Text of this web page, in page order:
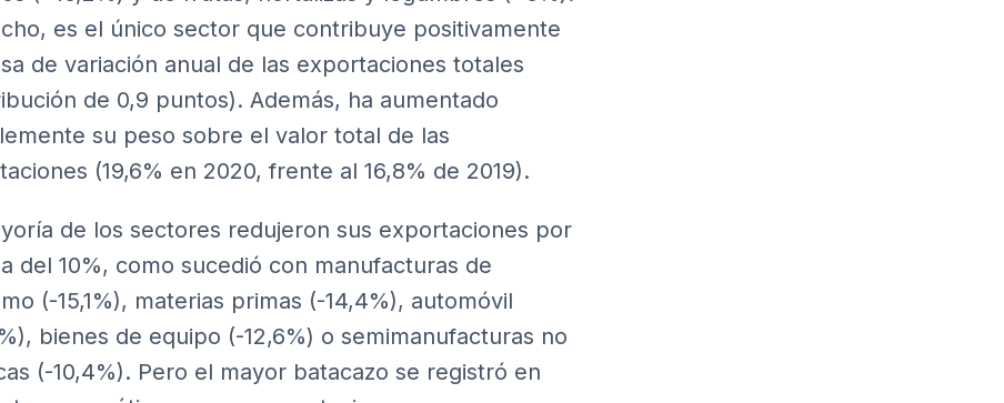
es el único sector que contribuye positivamente
de variación anual de las exportaciones totales
de 0,9 puntos). Además, ha aumentado
su peso sobre el valor total de las
(19,6% en 2020, frente al 16,8% de 2019).
de los sectores redujeron sus exportaciones por
del 10%, como sucedió con manufacturas de
(-15,1%), materias primas (-14,4%), automóvil
bienes de equipo (-12,6%) o semimanufacturas no
(-10,4%). Pero el mayor batacazo se registró en